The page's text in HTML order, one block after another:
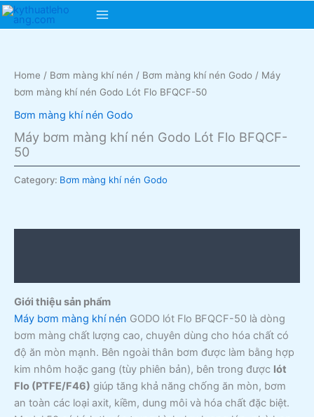
Skip
Main
Home / Bơm màng khí nén / Bơm màng khí nén Godo / Máy
bơm màng khí nén Godo Lót Flo BFQCF-50
Bơm màng khí nén Godo
Máy bơm màng khí nén Godo Lót Flo BFQCF-
50
Category: Bơm màng khí nén Godo
Giới thiệu sản phẩm
Máy bơm màng khí nén GODO lót Flo BFQCF-50 là dòng
bơm màng chất lượng cao, chuyên dùng cho hóa chất có
độ ăn mòn mạnh. Bên ngoài thân bơm được làm bằng hợp
kim nhôm hoặc gang (tùy phiên bản), bên trong được lót
Flo (PTFE/F46) giúp tăng khả năng chống ăn mòn, bơm
an toàn các loại axit, kiềm, dung môi và hóa chất đặc biệt.